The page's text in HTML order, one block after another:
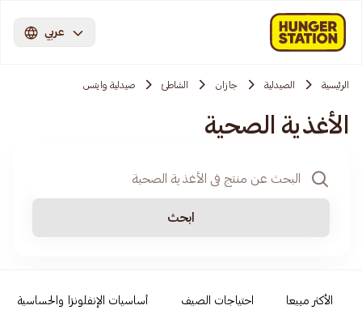
عربي
الرئيسية الصيدلية جازان الشاطئ صيدلية وايتس
الأغذية الصحية
ابحث
الأكثر مبيعا احتياجات الصيف أساسيات الإنفلونزا والحساسية